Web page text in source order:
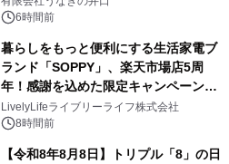
6時間前
暮らしをもっと便利にする生活家電ブ
ランド「SOPPY」、楽天市場店5周
年！感謝を込めた限定キャンペーンを
8月10日より開催
LivelyLifeライブリーライフ株式会社
8時間前
【令和8年8月8日】トリプル「8」の日